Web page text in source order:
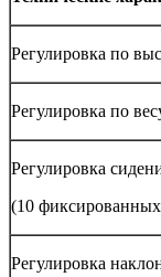
Регулировка по
Регулировка по
Регулировка
(10
Регулировка